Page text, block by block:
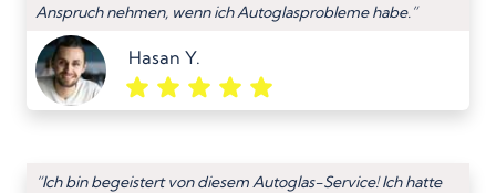
Anspruch nehmen, wenn ich Autoglasprobleme habe.”
Hasan Y.
“Ich bin begeistert von diesem Autoglas-Service! Ich hatte